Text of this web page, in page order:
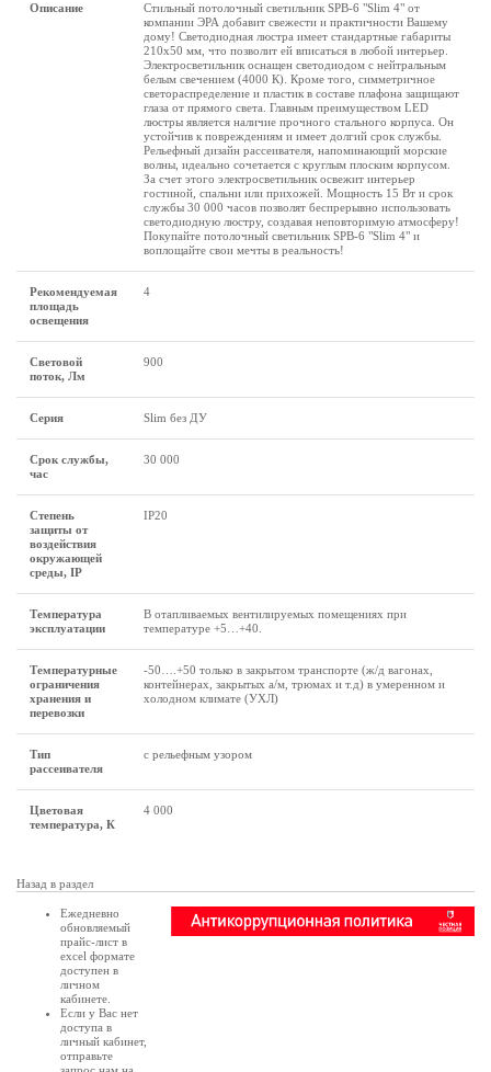
Описание
Стильный потолочный светильник SPB-6 "Slim 4" от
компании ЭРА добавит свежести и практичности Вашему
дому! Светодиодная люстра имеет стандартные габариты
210х50 мм, что позволит ей вписаться в любой интерьер.
Электросветильник оснащен светодиодом с нейтральным
белым свечением (4000 К). Кроме того, симметричное
светораспределение и пластик в составе плафона защищают
глаза от прямого света. Главным преимуществом LED
люстры является наличие прочного стального корпуса. Он
устойчив к повреждениям и имеет долгий срок службы.
Рельефный дизайн рассеивателя, напоминающий морские
волны, идеально сочетается с круглым плоским корпусом.
За счет этого электросветильник освежит интерьер
гостиной, спальни или прихожей. Мощность 15 Вт и срок
службы 30 000 часов позволят беспрерывно использовать
светодиодную люстру, создавая неповторимую атмосферу!
Покупайте потолочный светильник SPB-6 "Slim 4" и
воплощайте свои мечты в реальность!
Рекомендуемая
площадь
освещения
4
Световой
поток, Лм
900
Серия Slim без ДУ
Срок службы,
час
30 000
Степень
защиты от
воздействия
окружающей
среды, IP
IP20
Температура
эксплуатации
В отапливаемых вентилируемых помещениях при
температуре +5…+40.
Температурные
ограничения
хранения и
перевозки
-50….+50 только в закрытом транспорте (ж/д вагонах,
контейнерах, закрытых а/м, трюмах и т.д) в умеренном и
холодном климате (УХЛ)
Тип
рассеивателя
с рельефным узором
Цветовая
температура, К
4 000
Назад в раздел
Ежедневно
обновляемый
прайс-лист в
excel формате
доступен в
личном
кабинете
Если у Вас нет
доступа в
личный кабинет,
отправьте